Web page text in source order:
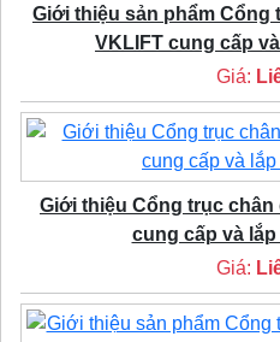
Giới thiệu sản phẩm Cổng
VKLIFT cung cấp
Giá:
Giới thiệu Cổng trục chân
cung cấp và
Giá: